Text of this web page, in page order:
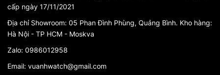
cấp ngày 17/11/2021
Địa chỉ Showroom: 05 Phan Đình Phùng, Quảng Bình. Kho hàng:
Hà Nội - TP HCM - Moskva
Zalo: 0986012958
Email: vuanhwatch@gmail.com